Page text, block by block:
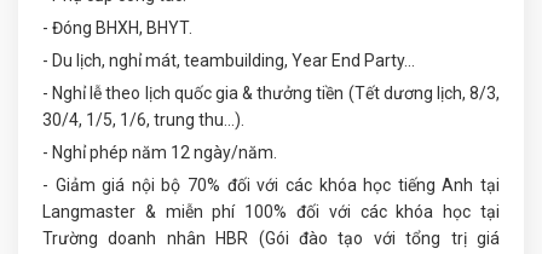
- Đóng BHXH, BHYT.
- Du lịch, nghỉ mát, teambuilding, Year End Party…
- Nghỉ lễ theo lịch quốc gia & thưởng tiền (Tết dương lịch, 8/3,
30/4, 1/5, 1/6, trung thu…).
- Nghỉ phép năm 12 ngày/năm.
- Giảm giá nội bộ 70% đối với các khóa học tiếng Anh tại
Langmaster & miễn phí 100% đối với các khóa học tại
Trường doanh nhân HBR (Gói đào tạo với tổng trị giá